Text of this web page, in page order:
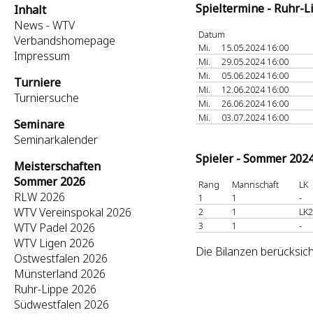
Inhalt
News - WTV
Verbandshomepage
Impressum
Turniere
Turniersuche
Seminare
Seminarkalender
Meisterschaften
Sommer 2026
RLW 2026
WTV Vereinspokal 2026
WTV Padel 2026
WTV Ligen 2026
Ostwestfalen 2026
Münsterland 2026
Ruhr-Lippe 2026
Südwestfalen 2026
Spieltermine - Ruhr-
Datum
Mi.
15.05.2024 16:00
Mi.
29.05.2024 16:00
Mi.
05.06.2024 16:00
Mi.
12.06.2024 16:00
Mi.
26.06.2024 16:00
Mi.
03.07.2024 16:00
Spieler - Sommer
Rang Mannschaft
LK
1
1
-
2
1
3
1 -
Die Bilanzen